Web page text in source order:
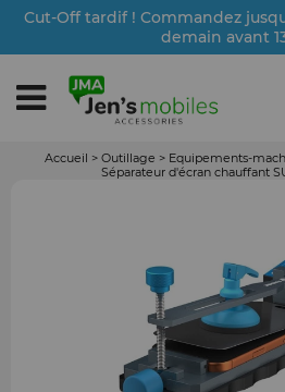
Cut-Off tardif ! Commandez
demain avant
Accueil > Outillage > Equipements-
Séparateur d'écran chauffant